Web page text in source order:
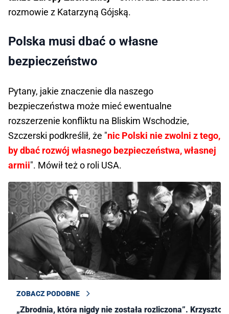
rozmowie z Katarzyną Gójską.
Polska musi dbać o własne
bezpieczeństwo
Pytany, jakie znaczenie dla naszego
bezpieczeństwa może mieć ewentualne
rozszerzenie konfliktu na Bliskim Wschodzie,
Szczerski podkreślił, że "nic Polski nie zwolni z tego,
by dbać rozwój własnego bezpieczeństwa, własnej
armii". Mówił też o roli USA.
ZOBACZ PODOBNE
„Zbrodnia, która nigdy nie została rozliczona”. Krzysztof